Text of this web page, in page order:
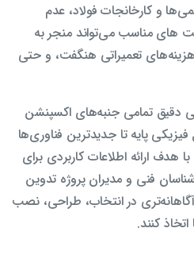
و کارخانجات فولاد، عدم
های مناسب می‌تواند منجر به
تعمیراتی هنگفت، و حتی
دقیق تمامی جنبه‌های اکسپنشن
پایه تا جدیدترین فناوری‌ها
هدف ارائه اطلاعات کاربردی برای
فنی و مدیران پروژه تدوین
در انتخاب، طراحی، نصب
کنند.